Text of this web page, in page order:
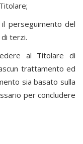
perseguimento del
terzi.
al Titolare di
trattamento ed
sia basato sulla
per concludere